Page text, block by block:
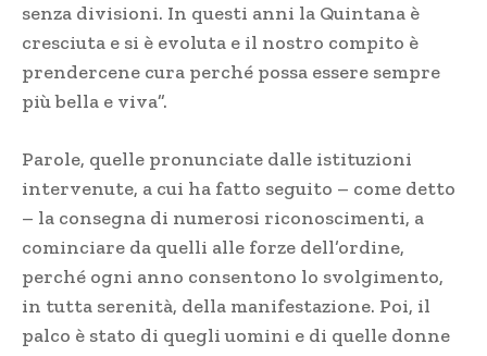
senza divisioni. In questi anni la Quintana è
cresciuta e si è evoluta e il nostro compito è
prendercene cura perché possa essere sempre
più bella e viva”.
Parole, quelle pronunciate dalle istituzioni
intervenute, a cui ha fatto seguito – come detto
– la consegna di numerosi riconoscimenti, a
cominciare da quelli alle forze dell’ordine,
perché ogni anno consentono lo svolgimento,
in tutta serenità, della manifestazione. Poi, il
palco è stato di quegli uomini e di quelle donne